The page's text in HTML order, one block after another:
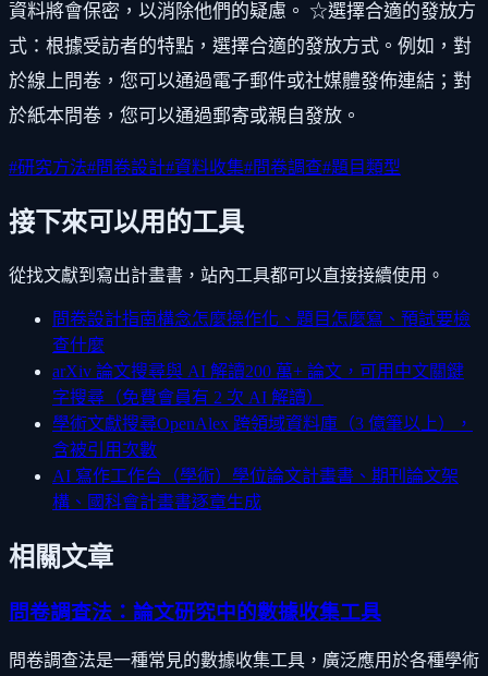
資料將會保密，以消除他們的疑慮。 ☆選擇合適的發放方
式：根據受訪者的特點，選擇合適的發放方式。例如，對
於線上問卷，您可以通過電子郵件或社媒體發佈連結；對
於紙本問卷，您可以通過郵寄或親自發放。
#研究方法#問卷設計#資料收集#問卷調查#題目類型
接下來可以用的工具
從找文獻到寫出計畫書，站內工具都可以直接接續使用。
問卷設計指南構念怎麼操作化、題目怎麼寫、預試要檢
查什麼
arXiv 論文搜尋與 AI 解讀200 萬+ 論文，可用中文關鍵
字搜尋（免費會員有 2 次 AI 解讀）
學術文獻搜尋OpenAlex 跨領域資料庫（3 億筆以上），
含被引用次數
AI 寫作工作台（學術） 學位論文計畫書、期刊論文架
構、國科會計畫書逐章生成
相關文章
問卷調查法：論文研究中的數據收集工具
問卷調查法是一種常見的數據收集工具，廣泛應用於各種學術